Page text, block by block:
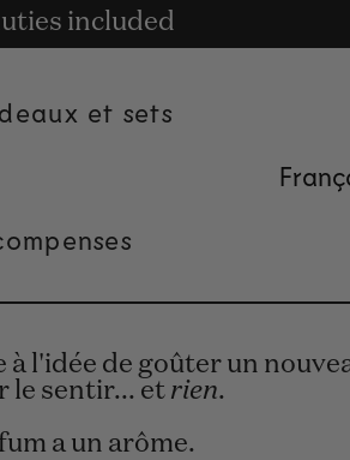
€ d'achat.
included
et sets
à l'idée de goûter un
le sentir... et rien.
a un arôme.